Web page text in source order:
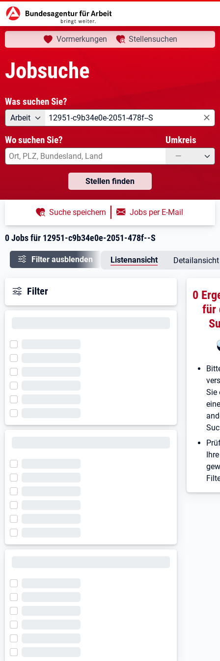
Startseite Jobsuche aktuelle Seite:
Ihre Suche
Vormerkungen Stellensuchen
Jobsuche
Was suchen Sie?
Angebotsart
Arbeit Was suchen Sie?
Wo suchen Sie? Umkreis
—
Stellen finden
0 Jobs für 12951-c9b34e0e-2051-478f--S
Suche speichern | Jobs per E-Mail
Filter ausblenden Listenansicht Detailansicht
Filter
0
für
Sie
Ihre